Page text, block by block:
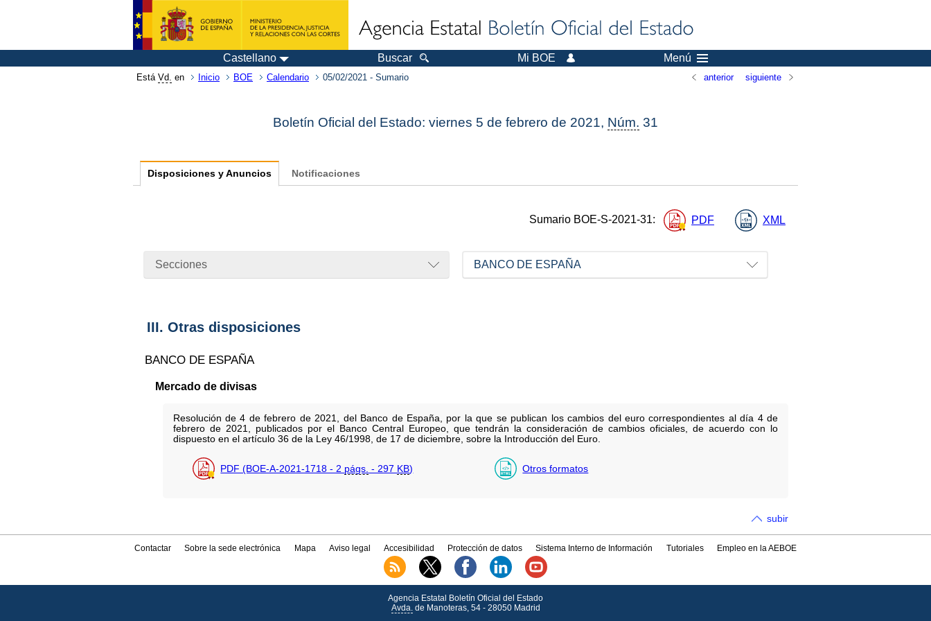
Castellano Buscar Mi BOE Menú
Está Vd. en Inicio BOE Calendario 05/02/2021 - Sumario anterior siguiente
Boletín Oficial del Estado: viernes 5 de febrero de 2021, Núm. 31
Disposiciones y Anuncios Notificaciones
Sumario BOE-S-2021-31: PDF XML
Secciones BANCO DE ESPAÑA
III. Otras disposiciones
BANCO DE ESPAÑA
Mercado de divisas
Resolución de 4 de febrero de 2021, del Banco de España, por la que se publican los cambios del euro correspondientes al día 4 de
febrero de 2021, publicados por el Banco Central Europeo, que tendrán la consideración de cambios oficiales, de acuerdo con lo
dispuesto en el artículo 36 de la Ley 46/1998, de 17 de diciembre, sobre la Introducción del Euro.
PDF (BOE-A-2021-1718 - 2 págs. - 297 KB) Otros formatos
subir
Contactar Sobre la sede electrónica Mapa Aviso legal Accesibilidad Protección de datos Sistema Interno de Información Tutoriales Empleo en la AEBOE
Agencia Estatal Boletín Oficial del Estado
Avda. de Manoteras, 54 - 28050 Madrid